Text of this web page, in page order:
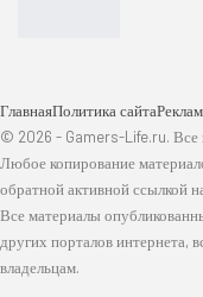
ГлавнаяПолитика сайта
© 2026 - Gamers-Life.ru. Все
Любое копирование
обратной активной ссылкой
Все материалы
других порталов интернета,
владельцам.